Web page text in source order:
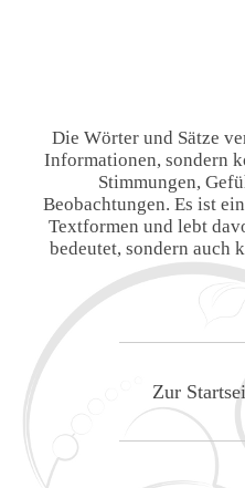
Die Wörter und Sätze
Informationen, sondern
Stimmungen,
Beobachtungen. Es ist
Textformen und lebt
bedeutet, sondern auch
Zur